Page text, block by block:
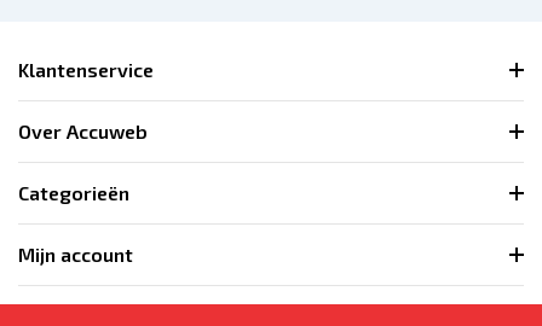
Klantenservice
Over Accuweb
Categorieën
Mijn account